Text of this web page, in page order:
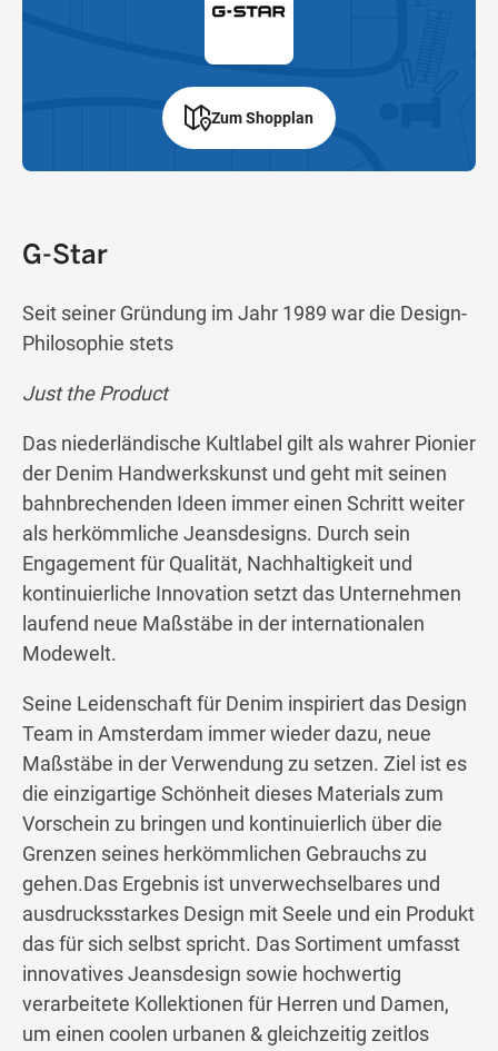
G-Star
Seit seiner Gründung im Jahr 1989 war die Design-
Philosophie stets
Just the Product
Das niederländische Kultlabel gilt als wahrer Pionier
der Denim Handwerkskunst und geht mit seinen
bahnbrechenden Ideen immer einen Schritt weiter
als herkömmliche Jeansdesigns. Durch sein
Engagement für Qualität, Nachhaltigkeit und
kontinuierliche Innovation setzt das Unternehmen
laufend neue Maßstäbe in der internationalen
Modewelt.
Seine Leidenschaft für Denim inspiriert das Design
Team in Amsterdam immer wieder dazu, neue
Maßstäbe in der Verwendung zu setzen. Ziel ist es
die einzigartige Schönheit dieses Materials zum
Vorschein zu bringen und kontinuierlich über die
Grenzen seines herkömmlichen Gebrauchs zu
gehen.Das Ergebnis ist unverwechselbares und
ausdrucksstarkes Design mit Seele und ein Produkt
das für sich selbst spricht. Das Sortiment umfasst
innovatives Jeansdesign sowie hochwertig
verarbeitete Kollektionen für Herren und Damen,
um einen coolen urbanen & gleichzeitig zeitlos
Zum Shopplan